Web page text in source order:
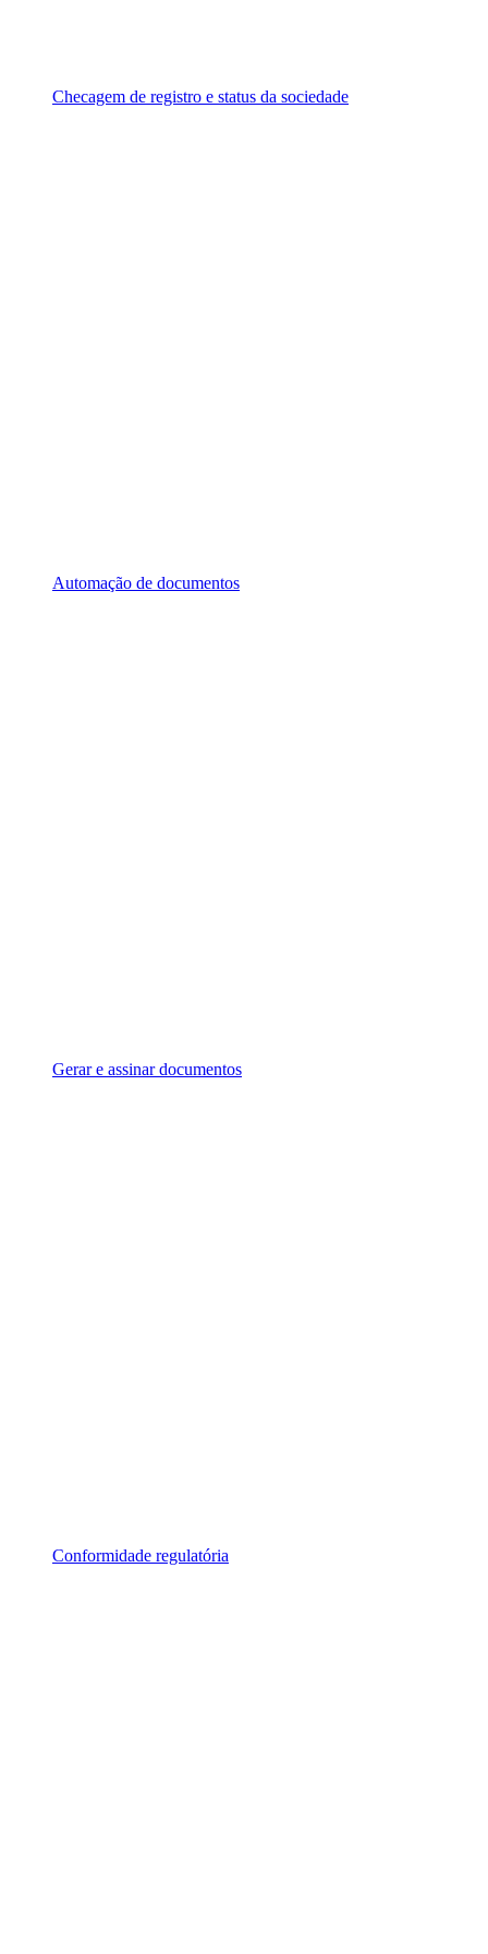
Checagem de registro e status da sociedade
Automação de documentos
Gerar e assinar documentos
Conformidade regulatória